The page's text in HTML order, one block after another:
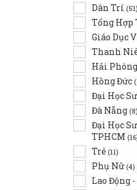
Dân Trí (51)
Tổng Hợp
Giáo Dục
Thanh
Hải Phòng
Hồng Đức
Đại Học
Đà Nẵng (8)
Đại Học
TPHCM
Trẻ (11)
Phụ Nữ(4)
Lao Động